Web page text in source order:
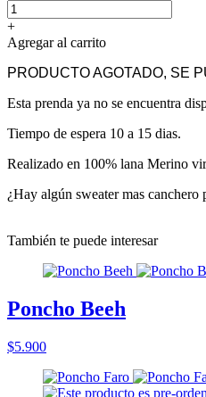
+
Agregar al carrito
PRODUCTO AGOTADO, SE
Esta prenda ya no se encuentra
Tiempo de espera 10 a 15 dias.
Realizado en 100% lana Merino
¿Hay algún sweater mas
También te puede interesar
Poncho Beeh
$5.900